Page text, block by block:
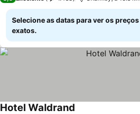
Selecione as datas para ver os preços
exatos.
Hotel Waldrand